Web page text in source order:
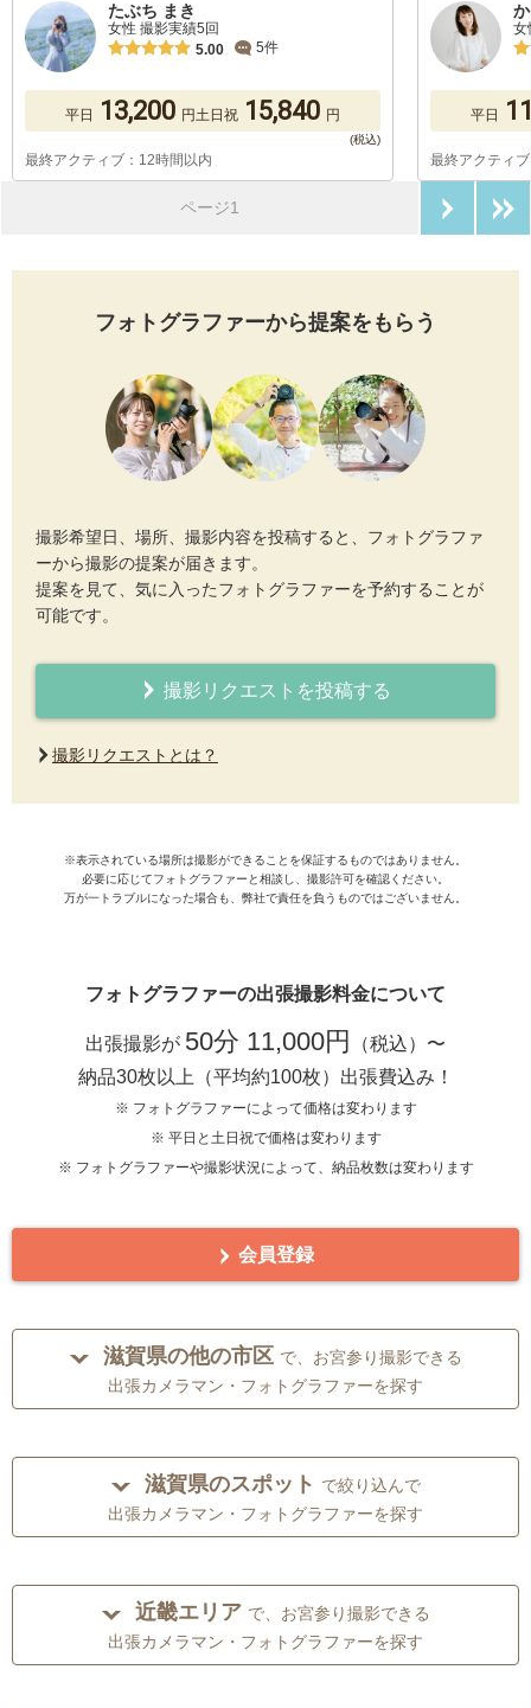
たぶち まき
女性 撮影実績5回
5.00
5件
平日 13,200 円土日祝 15,840 円
最終アクティブ：12時間以内
女
平日
最終アクティ
ページ1
フォトグラファーから提案をもらう
撮影希望日、場所、撮影内容を投稿すると、フォトグラファ
ーから撮影の提案が届きます。
提案を見て、気に入ったフォトグラファーを予約することが
可能です。
撮影リクエストを投稿する
撮影リクエストとは？
※表示されている場所は撮影ができることを保証するものではありません。
必要に応じてフォトグラファーと相談し、撮影許可を確認ください。
万が一トラブルになった場合も、弊社で責任を負うものではございません。
フォトグラファーの出張撮影料金について
出張撮影が 50分 11,000円
（税込）〜
納品30枚以上（平均約100枚）出張費込み！
※ フォトグラファーによって価格は変わります
※ 平日と土日祝で価格は変わります
※ フォトグラファーや撮影状況によって、納品枚数は変わります
会員登録
滋賀県の他の市区 で、お宮参り撮影できる
出張カメラマン・フォトグラファーを探す
滋賀県のスポット で絞り込んで
出張カメラマン・フォトグラファーを探す
近畿エリア で、お宮参り撮影できる
出張カメラマン・フォトグラファーを探す